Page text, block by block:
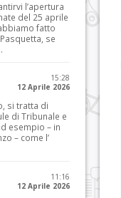
l’apertura
del 25 aprile
fatto
se
15:28
12 Aprile 2026
si tratta di
di Tribunale e
esempio – in
– come l’
11:16
12 Aprile 2026